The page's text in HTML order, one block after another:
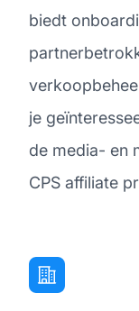
biedt
je
de media- en
CPS affiliate